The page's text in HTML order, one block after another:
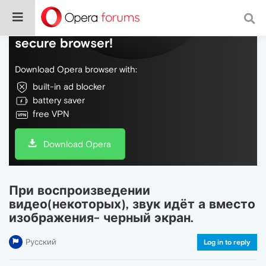
Do more on the web, with a fast and
secure browser!
Download Opera browser with:
built-in ad blocker
battery saver
free VPN
Download Opera
При воспроизведении
видео(некоторых), звук идёт а вместо
изображения- черный экран.
Русский Log in to reply